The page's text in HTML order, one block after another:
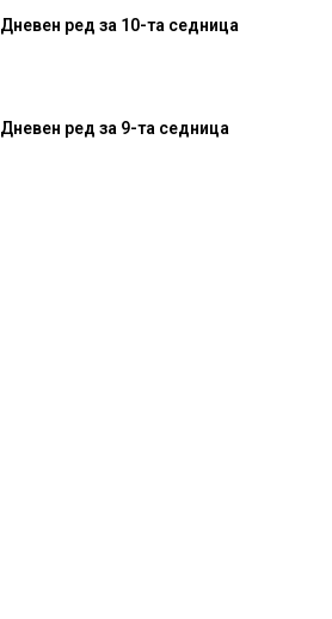
Дневен ред за 10-та седница
Дневен ред за 9-та седница